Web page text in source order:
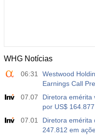
WHG Notícias
06:31
Westwood
Earnings Call
07.07
Diretora emérita
por US$ 164.877
07.01
Diretora emérita
247.812 em